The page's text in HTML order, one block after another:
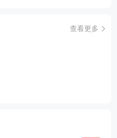
查看更多